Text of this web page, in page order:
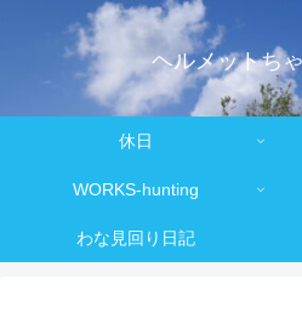
ヘルメットち
休日
WORKS-hunting
わな見回り日記